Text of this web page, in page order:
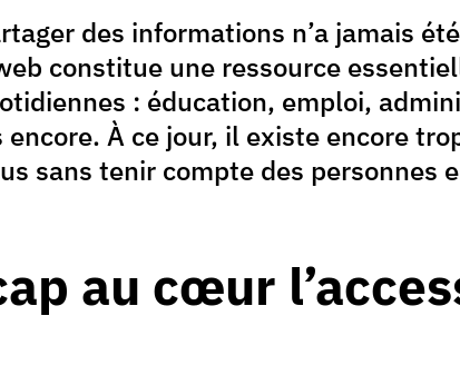
des informations n’a jamais
constitue une ressource
: éducation, emploi,
À ce jour, il existe encore
sans tenir compte des personnes
au cœur